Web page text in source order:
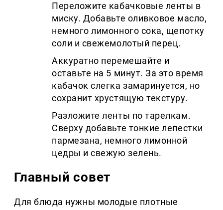
Переложите кабачковые ленты в
миску. Добавьте оливковое масло,
немного лимонного сока, щепотку
соли и свежемолотый перец.
Аккуратно перемешайте и
оставьте на 5 минут. За это время
кабачок слегка замаринуется, но
сохранит хрустящую текстуру.
Разложите ленты по тарелкам.
Сверху добавьте тонкие лепестки
пармезана, немного лимонной
цедры и свежую зелень.
Главный совет
Для блюда нужны молодые плотные